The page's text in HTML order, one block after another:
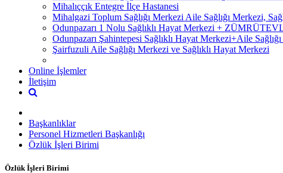
Mihalıççık Entegre İlçe Hastanesi
Mihalgazi Toplum Sağlığı Merkezi Aile Sağlığı Merkezi,
Odunpazarı 1 Nolu Sağlıklı Hayat Merkezi +
Odunpazarı Şahintepesi Sağlıklı Hayat Merkezi+Aile
Şairfuzuli Aile Sağlığı Merkezi ve Sağlıklı Hayat Merkezi
Online İşlemler
İletişim
Başkanlıklar
Personel Hizmetleri Başkanlığı
Özlük İşleri Birimi
Özlük İşleri Birimi